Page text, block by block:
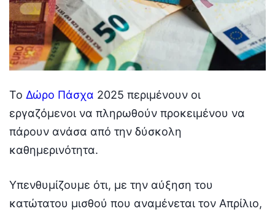
Το Δώρο Πάσχα 2025 περιμένουν οι
εργαζόμενοι να πληρωθούν προκειμένου να
πάρουν ανάσα από την δύσκολη
καθημερινότητα.
Υπενθυμίζουμε ότι, με την αύξηση του
κατώτατου μισθού που αναμένεται τον Απρίλιο,